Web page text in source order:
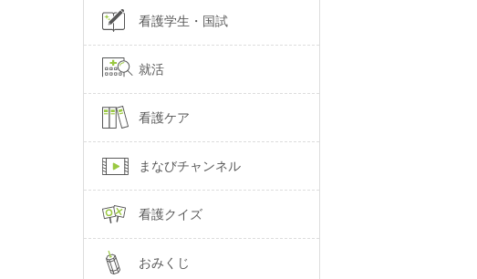
看護学生・国試
就活
看護ケア
まなびチャンネル
看護クイズ
おみくじ